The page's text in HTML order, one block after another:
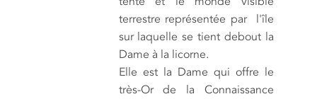
terrestre représentée par l'île
sur laquelle se tient debout la
Dame à la licorne.
Elle est la Dame qui offre le
très-Or de la Connaissance